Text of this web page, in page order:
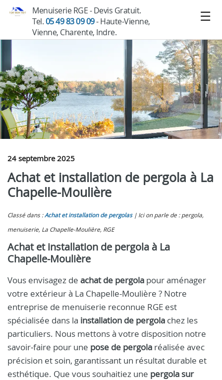
Menuiserie RGE - Devis Gratuit.
Tel.05 49 83 09 09- Haute-Vienne,
Vienne, Charente, Indre.
24 septembre 2025
Achat et installation de pergola à La
Chapelle-Moulière
Classé dans :Achat et installation de pergolas
Ici on parle de : pergola,
menuiserie, La Chapelle-Moulière, RGE
Achat et installation de pergola à La
Chapelle-Moulière
Vous envisagez de achat de pergola pour aménager
votre extérieur à La Chapelle-Moulière ? Notre
entreprise de menuiserie reconnue RGE est
spécialisée dans la installation de pergola chez les
particuliers. Nous mettons à votre disposition notre
savoir‑faire pour une pose de pergola réalisée avec
précision et soin, garantissant un résultat durable et
esthétique. Que vous souhaitiez une pergola sur